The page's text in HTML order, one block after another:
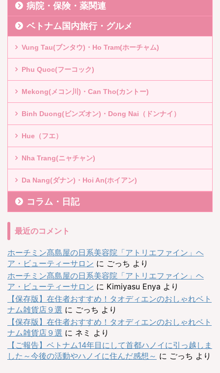
病院・保険・薬関連
ベトナム国内旅行・グルメ
Vung Tau(ブンタウ)・Ho Tram(ホーチャム)
Phu Quoc(フーコック)
Mekong(メコン川)・Can Tho(カントー)
Binh Duong(ビンズオン)・Dong Nai（ドンナイ）
Hue（フエ）
Nha Trang(ニャチャン)
Da Nang(ダナン)・Hoi An(ホイアン)
コラム・日記
最近のコメント
ホーチミン髙島屋の日系美容院「アトリエファイン」ヘ
ア・ビューティーサロン に ごっち より
ホーチミン髙島屋の日系美容院「アトリエファイン」ヘ
ア・ビューティーサロン に Kimiyasu Enya より
【保存版】在住者おすすめ！タオディエンのおしゃれベト
ナム雑貨店９選 に ごっち より
【保存版】在住者おすすめ！タオディエンのおしゃれベト
ナム雑貨店９選 に ネミ より
【ご報告】ベトナム14年目にして首都ハノイに引っ越しま
した～今後の活動やハノイに住んだ感想～ に ごっち より